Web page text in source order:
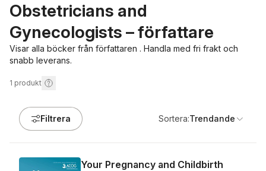
Obstetricians and
Gynecologists – författare
Visar alla böcker från författaren . Handla med fri frakt och
snabb leverans.
1 produkt
Filtrera Sortera:Trendande
Your Pregnancy and Childbirth